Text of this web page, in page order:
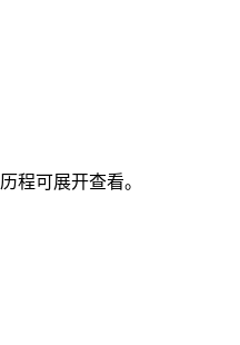
程可展开查看。